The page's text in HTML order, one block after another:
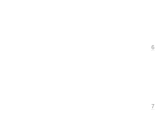
6
7